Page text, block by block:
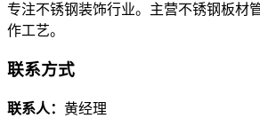
专注不锈钢装饰行业。主营不锈钢板材
作工艺。
联系方式
联系人： 黄经理